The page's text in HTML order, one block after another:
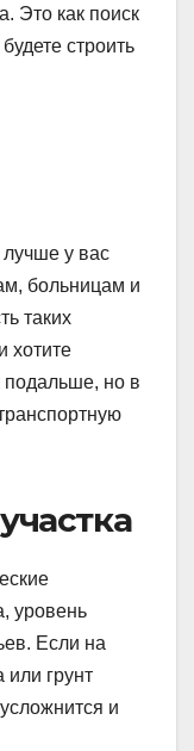
Это как поиск
строить
лучше у вас
больницам и
таких
хотите
подальше, но в
уровень
Если на
или грунт
и